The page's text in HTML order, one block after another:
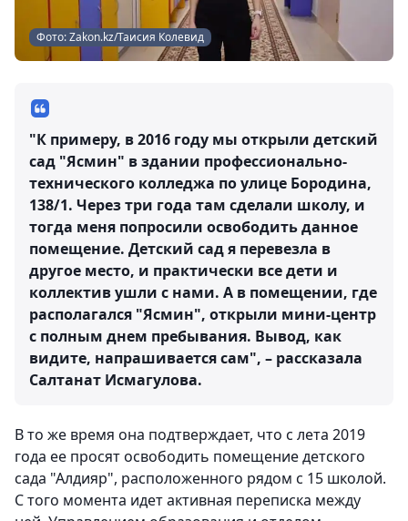
Фото: Zakon.kz/Таисия Колевид
"К примеру, в 2016 году мы открыли детский
сад "Ясмин" в здании профессионально-
технического колледжа по улице Бородина,
138/1. Через три года там сделали школу, и
тогда меня попросили освободить данное
помещение. Детский сад я перевезла в
другое место, и практически все дети и
коллектив ушли с нами. А в помещении, где
располагался "Ясмин", открыли мини-центр
с полным днем пребывания. Вывод, как
видите, напрашивается сам", – рассказала
Салтанат Исмагулова.
В то же время она подтверждает, что с лета 2019
года ее просят освободить помещение детского
сада "Алдияр", расположенного рядом с 15 школой.
С того момента идет активная переписка между